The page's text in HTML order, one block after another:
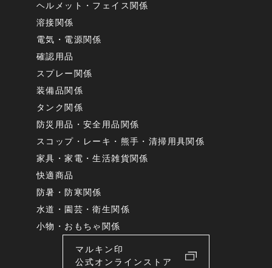
ヘルメット・フェイス関係
溶接関係
電気・電源関係
確認用品
スプレー関係
装備品関係
タンク関係
防災用品・安全用品関係
スコップ・レーキ・熊手・清掃用具関係
家具・家電・生活雑貨関係
快適商品
防暑・防寒関係
水道・園芸・衛生関係
小物・おもちゃ関係
マルキン印
公式オンラインストア